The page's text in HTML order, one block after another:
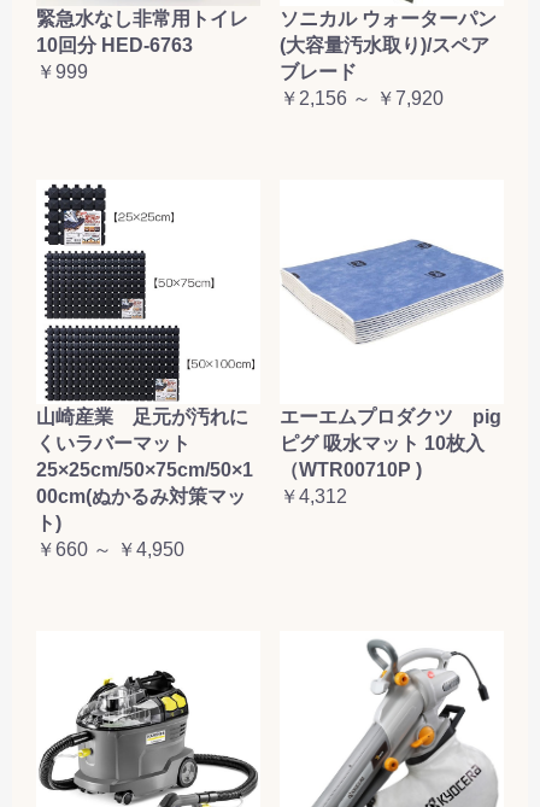
緊急水なし非常用トイレ
10回分 HED-6763
￥999
ソニカル ウォーターパン
(大容量汚水取り)/スペア
ブレード
￥2,156 ～ ￥7,920
山崎産業 足元が汚れに
くいラバーマット
25×25cm/50×75cm/50×1
00cm(ぬかるみ対策マッ
ト)
￥660 ～ ￥4,950
エーエムプロダクツ pig
ピグ 吸水マット 10枚入
（WTR00710P )
￥4,312